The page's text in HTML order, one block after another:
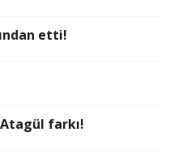
etti!
farkı!